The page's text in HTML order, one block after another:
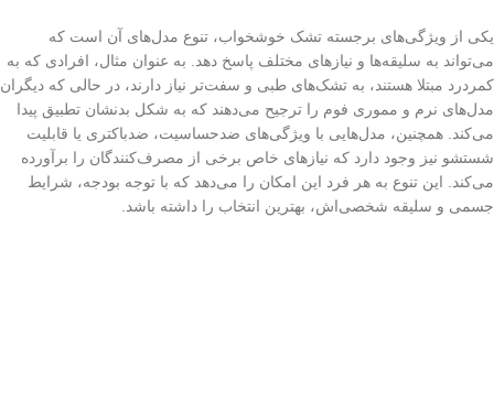
یکی از ویژگی‌های برجسته تشک خوشخواب، تنوع مدل‌های آن است که
می‌تواند به سلیقه‌ها و نیازهای مختلف پاسخ دهد. به عنوان مثال، افرادی که به
کمردرد مبتلا هستند، به تشک‌های طبی و سفت‌تر نیاز دارند، در حالی که دیگران
مدل‌های نرم و مموری فوم را ترجیح می‌دهند که به شکل بدنشان تطبیق پیدا
می‌کند. همچنین، مدل‌هایی با ویژگی‌های ضدحساسیت، ضدباکتری یا قابلیت
شستشو نیز وجود دارد که نیازهای خاص برخی از مصرف‌کنندگان را برآورده
می‌کند. این تنوع به هر فرد این امکان را می‌دهد که با توجه بودجه، شرایط
جسمی و سلیقه شخصی‌اش، بهترین انتخاب را داشته باشد.